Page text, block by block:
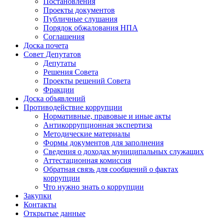
Проекты документов
Публичные слушания
Порядок обжалования НПА
Соглашения
Доска почета
Совет Депутатов
Депутаты
Решения Совета
Проекты решений Совета
Фракции
Доска объявлений
Противодействие коррупции
Нормативные, правовые и иные акты
Антикоррупционная экспертиза
Методические материалы
Формы документов для заполнения
Сведения о доходах муниципальных служащих
Аттестационная комиссия
Обратная связь для сообщений о фактах
коррупции
Что нужно знать о коррупции
Закупки
Контакты
Открытые данные